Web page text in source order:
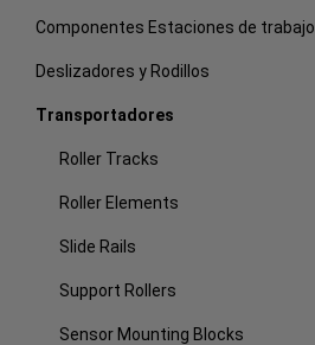
Componentes Estaciones de trabajo
Deslizadores y Rodillos
Transportadores
Roller Tracks
Roller Elements
Slide Rails
Support Rollers
Sensor Mounting Blocks